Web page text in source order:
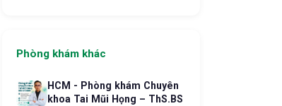
Phòng khám khác
HCM - Phòng khám Chuyên
khoa Tai Mũi Họng – ThS.BS